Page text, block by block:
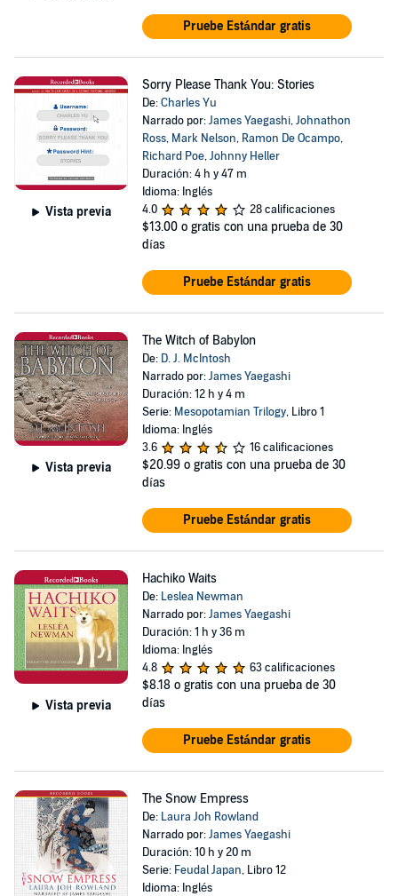
Pruebe Estándar gratis
Vista previa
Sorry Please Thank You: Stories
De:Charles Yu
Narrado por:James Yaegashi,Johnathon
Ross, Mark Nelson, Ramon De Ocampo,
Richard Poe,Johnny Heller
Duración: 4 h y 47 m
Idioma: Inglés
4.0
28 calificaciones
$13.00 o gratis con una prueba de 30
días
Pruebe Estándar gratis
Vista previa
The Witch of Babylon
De: D. J. McIntosh
Narrado por:James Yaegashi
Duración: 12 h y 4 m
Serie: Mesopotamian Trilogy, Libro 1
Idioma: Inglés
3.6
16 calificaciones
$20.99 o gratis con una prueba de 30
días
Pruebe Estándar gratis
Vista previa
Hachiko Waits
De: Leslea Newman
Narrado por:James Yaegashi
Duración: 1 h y 36 m
Idioma: Inglés
4.8
63 calificaciones
$8.18 o gratis con una prueba de 30
días
Pruebe Estándar gratis
The Snow Empress
De: Laura Joh Rowland
Narrado por:James Yaegashi
Duración: 10 h y 20 m
Serie: Feudal Japan, Libro 12
Idioma: Inglés